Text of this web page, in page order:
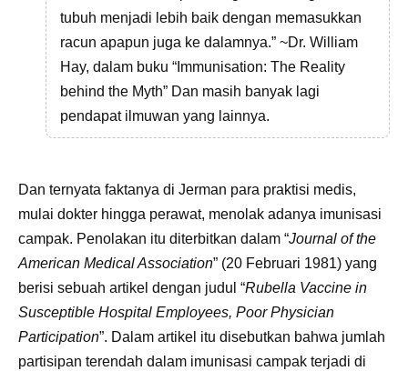
tubuh menjadi lebih baik dengan memasukkan
racun apapun juga ke dalamnya.” ~Dr. William
Hay, dalam buku “Immunisation: The Reality
behind the Myth” Dan masih banyak lagi
pendapat ilmuwan yang lainnya.
Dan ternyata faktanya di Jerman para praktisi medis,
mulai dokter hingga perawat, menolak adanya imunisasi
campak. Penolakan itu diterbitkan dalam “Journal of the
American Medical Association” (20 Februari 1981) yang
berisi sebuah artikel dengan judul “Rubella Vaccine in
Susceptible Hospital Employees, Poor Physician
Participation”. Dalam artikel itu disebutkan bahwa jumlah
partisipan terendah dalam imunisasi campak terjadi di